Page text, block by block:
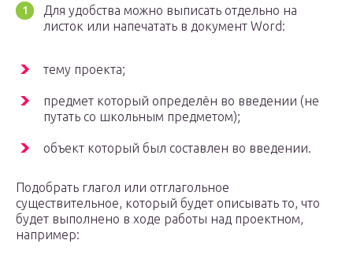
Для удобства можно выписать отдельно на
листок или напечатать в документ Word:
тему проекта;
предмет который определён во введении (не
путать со школьным предметом);
объект который был составлен во введении.
Подобрать глагол или отглагольное
существительное, который будет описывать то, что
будет выполнено в ходе работы над проектном,
например: